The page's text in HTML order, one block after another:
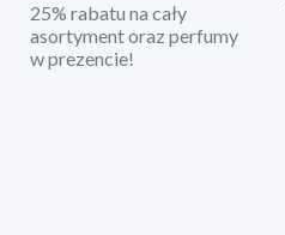
25% rabatu na cały
asortyment oraz perfumy
w prezencie!